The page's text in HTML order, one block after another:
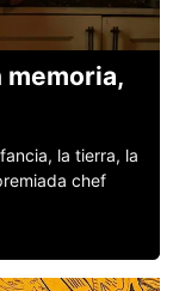
memoria,
la tierra, la
chef